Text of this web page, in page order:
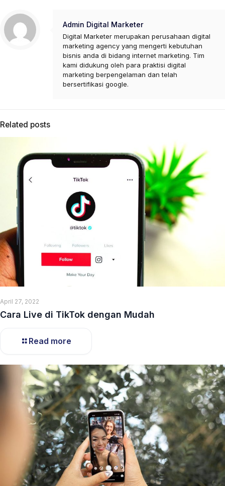
Admin Digital Marketer
Digital Marketer merupakan perusahaan digital
marketing agency yang mengerti kebutuhan
bisnis anda di bidang internet marketing. Tim
kami didukung oleh para praktisi digital
marketing berpengelaman dan telah
bersertifikasi google.
Related posts
April 27, 2022
Cara Live di TikTok dengan Mudah
Read more